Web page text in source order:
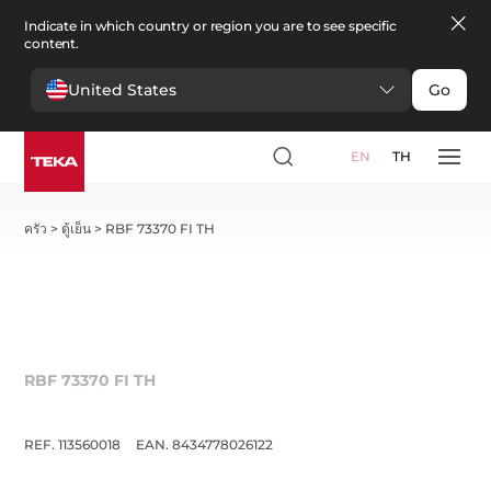
Indicate in which country or region you are to see specific
content.
United States Go
EN TH
ครัว > ตู้เย็น > RBF 73370 FI TH
RBF 73370 FI TH
REF. 113560018 EAN. 8434778026122